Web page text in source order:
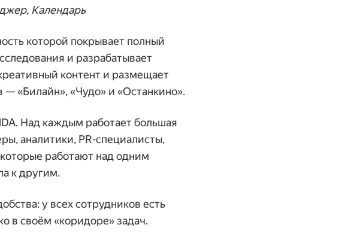
Календарь
которой покрывает полный
и разрабатывает
контент и размещает
«Билайн», «Чудо» и «Останкино».
Над каждым работает большая
аналитики, PR-специалисты,
работают над одним
к другим.
у всех сотрудников есть
в своём «коридоре» задач.